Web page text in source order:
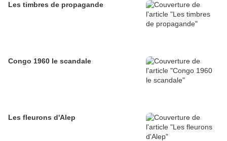
Les timbres de propagande
Congo 1960 le scandale
Les fleurons d'Alep